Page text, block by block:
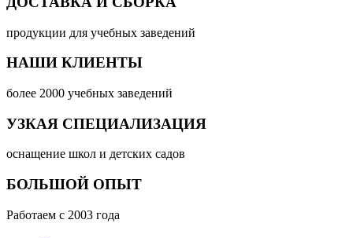
продукции для учебных заведений
НАШИ КЛИЕНТЫ
более 2000 учебных заведений
УЗКАЯ СПЕЦИАЛИЗАЦИЯ
оснащение школ и детских садов
БОЛЬШОЙ ОПЫТ
Работаем с 2003 года